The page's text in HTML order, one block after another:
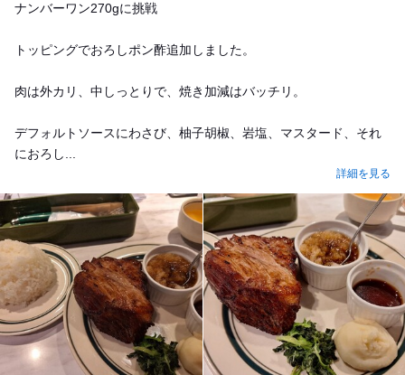
ナンバーワン270gに挑戦
トッピングでおろしポン酢追加しました。
肉は外カリ、中しっとりで、焼き加減はバッチリ。
デフォルトソースにわさび、柚子胡椒、岩塩、マスタード、それ
におろし...
詳細を見る